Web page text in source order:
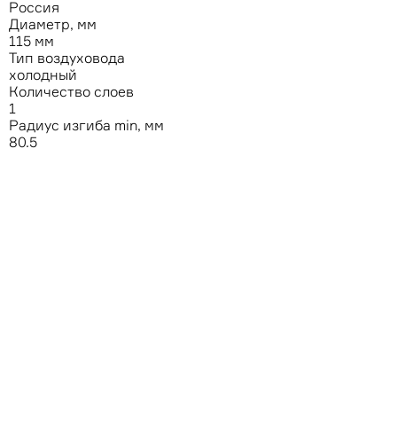
Россия
Диаметр, мм
115 мм
Тип воздуховода
холодный
Количество слоев
1
Радиус изгиба min, мм
80.5